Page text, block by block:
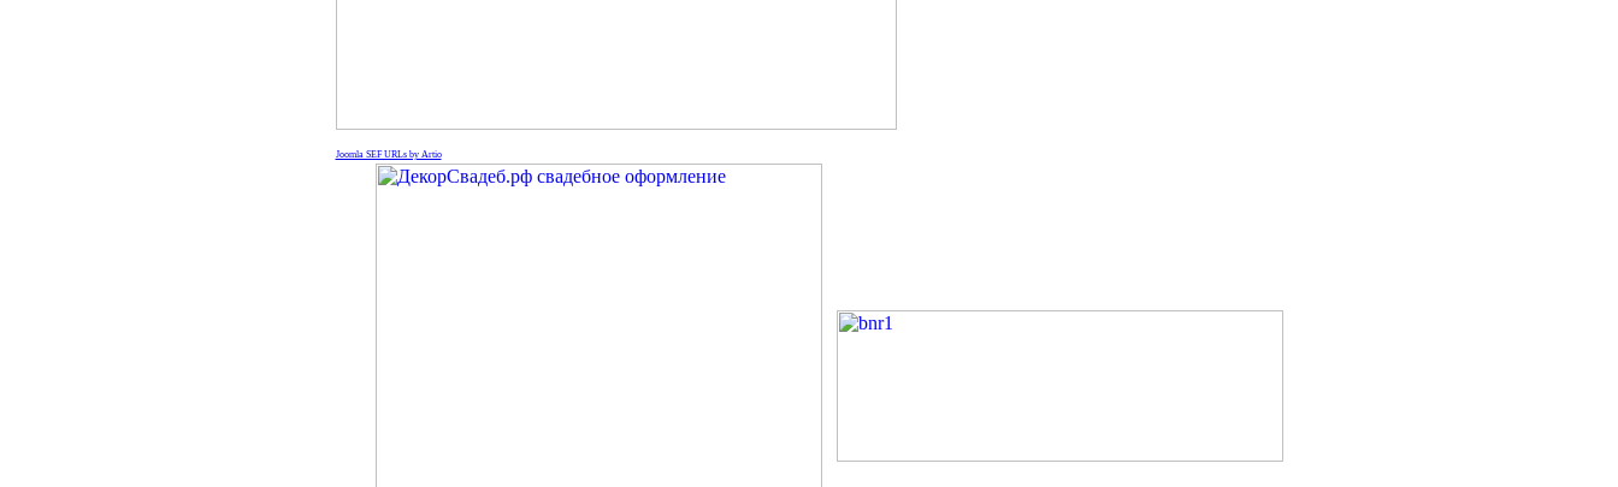
Joomla SEF URLs by Artio